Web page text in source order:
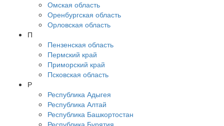
Омская область
Оренбургская область
Орловская область
П
Пензенская область
Пермский край
Приморский край
Псковская область
Р
Республика Адыгея
Республика Алтай
Республика Башкортостан
Республика Бурятия